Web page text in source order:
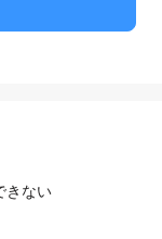
きない